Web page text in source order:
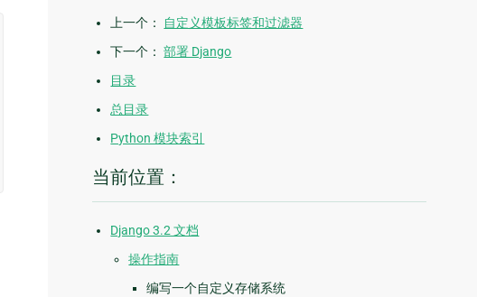
上一个： 自定义模板标签和过滤器
下一个：部署 Django
目录
总目录
Python 模块索引
当前位置：
Django 3.2 文档
操作指南
编写一个自定义存储系统